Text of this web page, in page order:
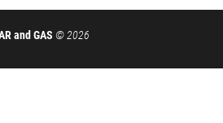
and GAS © 2026